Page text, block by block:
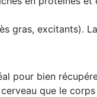
gras, excitants).
pour bien
que le